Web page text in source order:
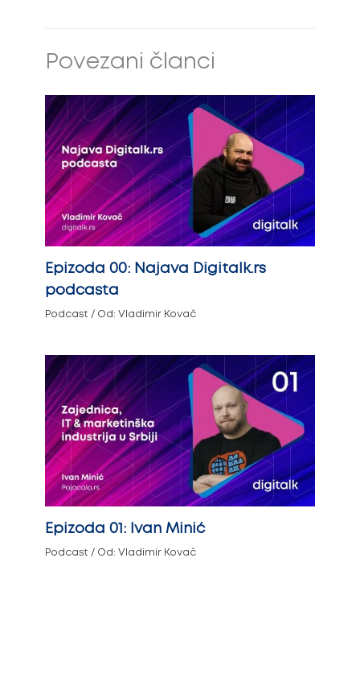
Povezani članci
Epizoda 00: Najava Digitalk.rs
podcasta
Podcast / Od: Vladimir Kovač
Epizoda 01: Ivan Minić
Podcast / Od: Vladimir Kovač